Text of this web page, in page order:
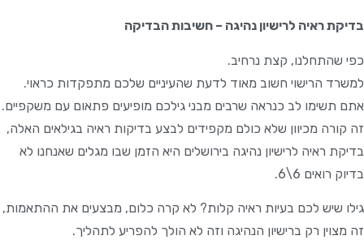
בדיקת ראיה לרישיון נהיגה – חשיבות הבדיקה
כפי שהתחלנו, קצת נרחיב.
למשרד הרישוי חשוב מאוד לדעת שהעיניים שלכם מתפקדות כראוי.
אתם תשימו לב כנראה שרבים מבני גילכם מופיעים פתאום עם משקפיים.
זה קורה מכיוון שלא כולם מקפידים לבצע בדיקות ראיה בגילאים האלה,
בדיקת ראיה לרישיון נהיגה בירושלים היא הזמן שבו מגלים שאנחנו לא
בדיוק רואים 6\6.
גילו שיש לכם בעיות ראיה קלות? לא קרה כלום, מבצעים את ההתאמות,
זה מצוין רק ברישיון הנהיגה וזה לא הולך להפריע לתהליך.